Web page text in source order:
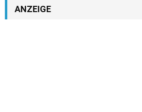
ANZEIGE